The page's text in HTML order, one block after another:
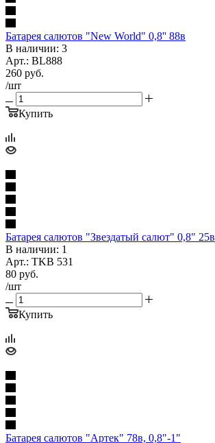
Батарея салютов "New World" 0,8'' 88в
В наличии: 3
Арт.: BL888
260 руб.
/шт
Купить
Батарея салютов "Звездатый салют" 0,8" 25в
В наличии: 1
Арт.: TKB 531
80 руб.
/шт
Купить
Батарея салютов "Артек" 78в, 0,8"-1"